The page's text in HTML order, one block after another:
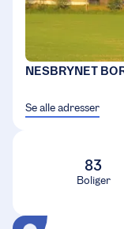
NESBRYNET
Se alle adresser
83
Boliger